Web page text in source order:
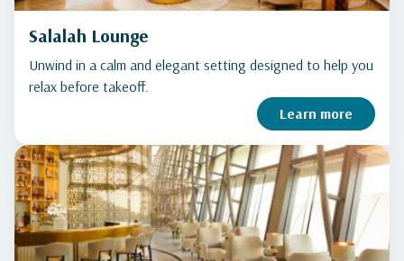
Salalah Lounge
Unwind in a calm and elegant setting designed to help you
relax before takeoff.
Learn more